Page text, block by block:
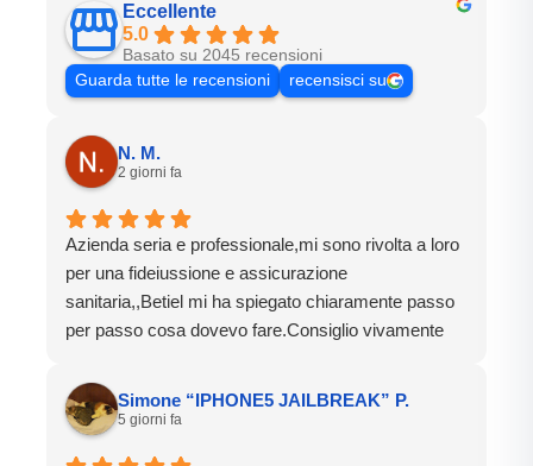
Eccellente
5.0
Basato su 2045 recensioni
Guarda tutte le recensioni
recensisci su
N. M.
2 giorni fa
Azienda seria e professionale,mi sono rivolta a loro
per una fideiussione e assicurazione
sanitaria,,Betiel mi ha spiegato chiaramente passo
per passo cosa dovevo fare.Consiglio vivamente
Simone “IPHONE5 JAILBREAK” P.
5 giorni fa